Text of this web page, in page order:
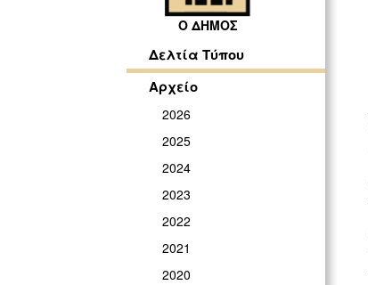
Ο ΔΗΜΟΣ
Δελτία Τύπου
Αρχείο
2026
2025
2024
2023
2022
2021
2020